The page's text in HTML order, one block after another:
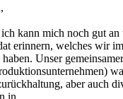
kann mich noch gut an
erinnern, welches wir
haben. Unser
aber auch